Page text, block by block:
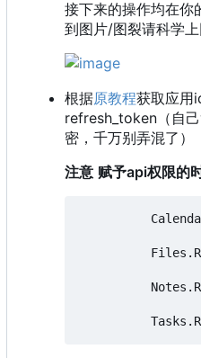
接下来的操作均在你
到图片/图裂请科学上
根据原教程获取应用
refresh_token（自
密，千万别弄混了）
注意 赋予api权限的